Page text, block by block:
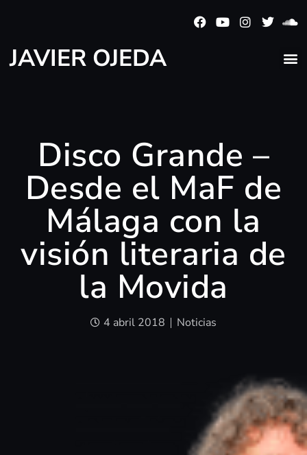
JAVIER OJEDA
Disco Grande –
Desde el MaF de
Málaga con la
visión literaria de
la Movida
4 abril 2018 Noticias